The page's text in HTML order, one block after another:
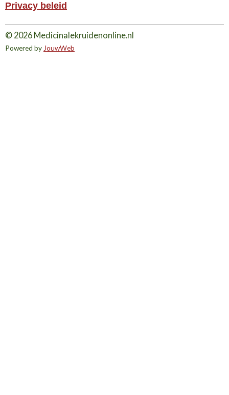
Privacy beleid
© 2026 Medicinalekruidenonline.nl
Powered by JouwWeb